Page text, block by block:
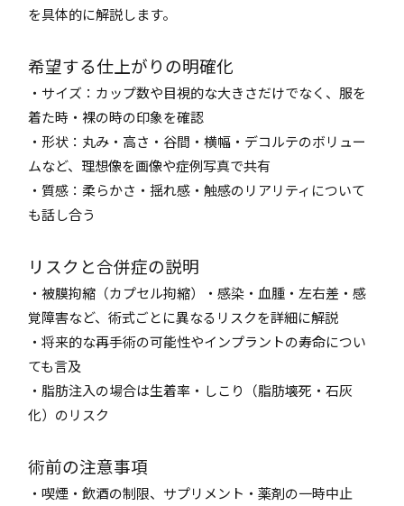
を具体的に解説します。
希望する仕上がりの明確化
・サイズ：カップ数や目視的な大きさだけでなく、服を
着た時・裸の時の印象を確認
・形状：丸み・高さ・谷間・横幅・デコルテのボリュー
ムなど、理想像を画像や症例写真で共有
・質感：柔らかさ・揺れ感・触感のリアリティについて
も話し合う
リスクと合併症の説明
・被膜拘縮（カプセル拘縮）・感染・血腫・左右差・感
覚障害など、術式ごとに異なるリスクを詳細に解説
・将来的な再手術の可能性やインプラントの寿命につい
ても言及
・脂肪注入の場合は生着率・しこり（脂肪壊死・石灰
化）のリスク
術前の注意事項
・喫煙・飲酒の制限、サプリメント・薬剤の一時中止